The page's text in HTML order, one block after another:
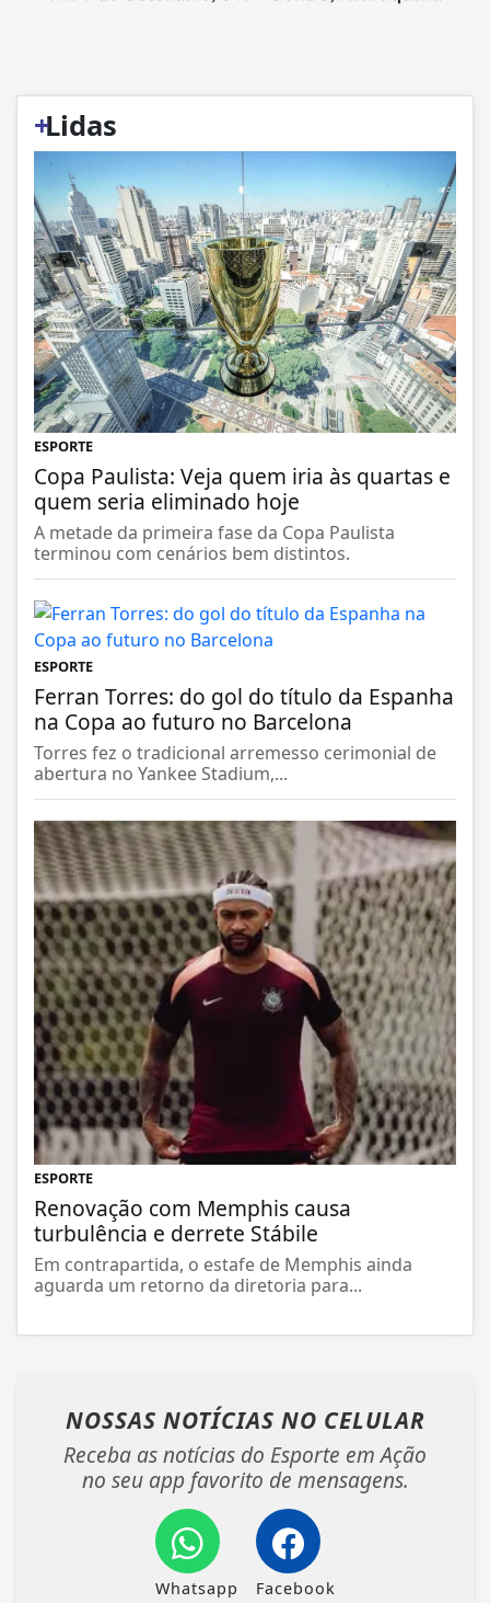
+
Lidas
ESPORTE
Copa Paulista: Veja quem iria às quartas e
quem seria eliminado hoje
A metade da primeira fase da Copa Paulista
terminou com cenários bem distintos.
ESPORTE
Ferran Torres: do gol do título da Espanha
na Copa ao futuro no Barcelona
Torres fez o tradicional arremesso cerimonial de
abertura no Yankee Stadium,...
ESPORTE
Renovação com Memphis causa
turbulência e derrete Stábile
Em contrapartida, o estafe de Memphis ainda
aguarda um retorno da diretoria para...
NOSSAS NOTÍCIAS NO CELULAR
Receba as notícias do Esporte em Ação
no seu app favorito de mensagens.
Whatsapp Facebook